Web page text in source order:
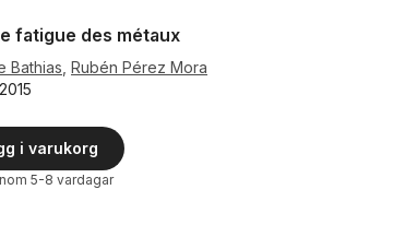
fatigue des métaux
Bathias Rubén Pérez Mora
i varukorg
5-8 vardagar